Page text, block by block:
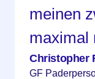
meinen
maximal
Christopher
GF